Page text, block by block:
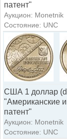
патент"
Аукцион: Monetnik
Состояние: UNC
США 1 доллар
"Американские
патент"
Аукцион: Monetnik
Состояние: UNC